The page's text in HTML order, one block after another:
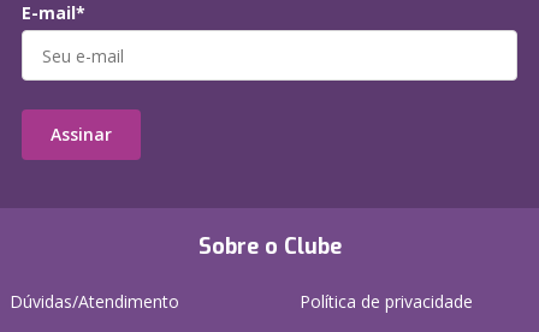
Sobre o Clube
Dúvidas/Atendimento
Política de privacidade
E-mail*
Assinar